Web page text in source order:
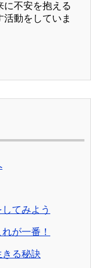
に不安を抱える
動をしていま
てみよう
が一番！
きる秘訣